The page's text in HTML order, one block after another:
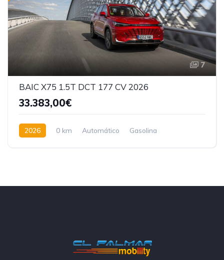
7
BAIC X75 1.5T DCT 177 CV 2026
33.383,00€
2026 0 km Automático
Gasolina